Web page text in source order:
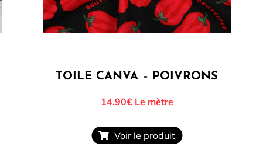
TOILE CANVA – POIVRONS
14.90€Le mètre
Voir le produit